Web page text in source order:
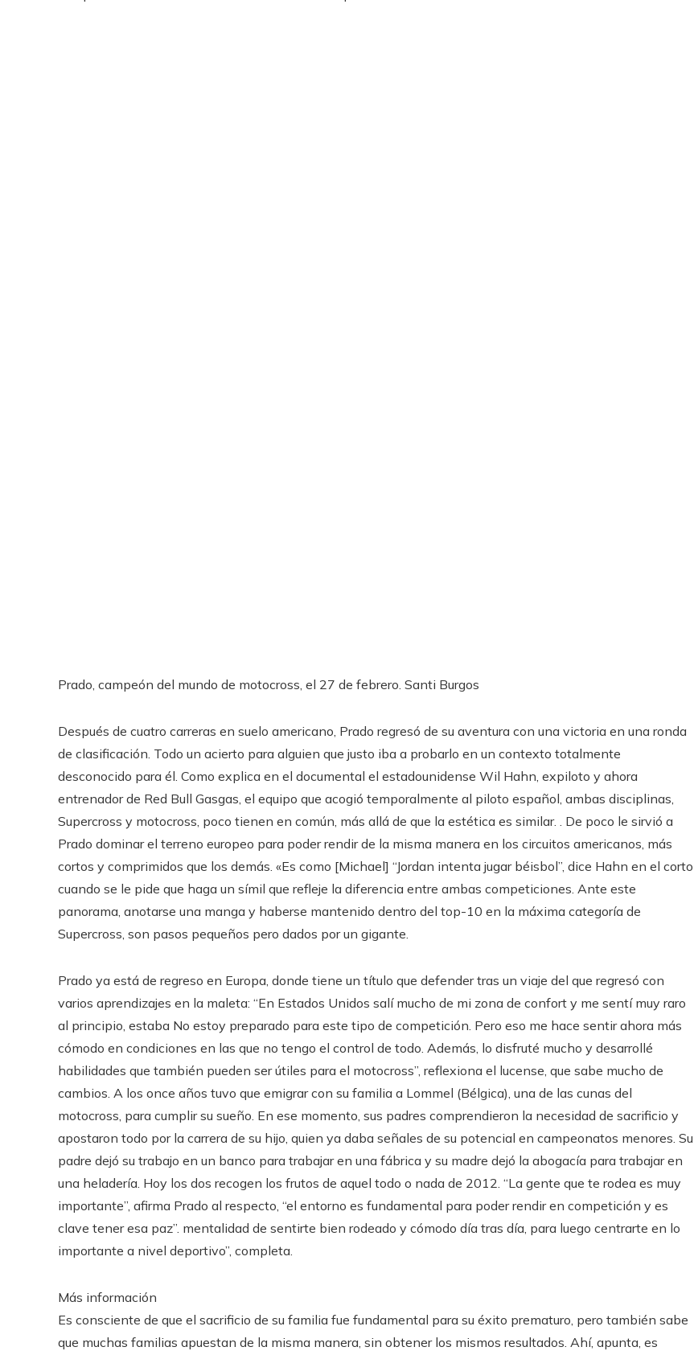
Prado, campeón del mundo de motocross, el 27 de febrero. Santi Burgos
Después de cuatro carreras en suelo americano, Prado regresó de su aventura con una victoria en una ronda
de clasificación. Todo un acierto para alguien que justo iba a probarlo en un contexto totalmente
desconocido para él. Como explica en el documental el estadounidense Wil Hahn, expiloto y ahora
entrenador de Red Bull Gasgas, el equipo que acogió temporalmente al piloto español, ambas disciplinas,
Supercross y motocross, poco tienen en común, más allá de que la estética es similar. . De poco le sirvió a
Prado dominar el terreno europeo para poder rendir de la misma manera en los circuitos americanos, más
cortos y comprimidos que los demás. «Es como [Michael] “Jordan intenta jugar béisbol”, dice Hahn en el corto
cuando se le pide que haga un símil que refleje la diferencia entre ambas competiciones. Ante este
panorama, anotarse una manga y haberse mantenido dentro del top-10 en la máxima categoría de
Supercross, son pasos pequeños pero dados por un gigante.
Prado ya está de regreso en Europa, donde tiene un título que defender tras un viaje del que regresó con
varios aprendizajes en la maleta: “En Estados Unidos salí mucho de mi zona de confort y me sentí muy raro
al principio, estaba No estoy preparado para este tipo de competición. Pero eso me hace sentir ahora más
cómodo en condiciones en las que no tengo el control de todo. Además, lo disfruté mucho y desarrollé
habilidades que también pueden ser útiles para el motocross”, reflexiona el lucense, que sabe mucho de
cambios. A los once años tuvo que emigrar con su familia a Lommel (Bélgica), una de las cunas del
motocross, para cumplir su sueño. En ese momento, sus padres comprendieron la necesidad de sacrificio y
apostaron todo por la carrera de su hijo, quien ya daba señales de su potencial en campeonatos menores. Su
padre dejó su trabajo en un banco para trabajar en una fábrica y su madre dejó la abogacía para trabajar en
una heladería. Hoy los dos recogen los frutos de aquel todo o nada de 2012. “La gente que te rodea es muy
importante”, afirma Prado al respecto, “el entorno es fundamental para poder rendir en competición y es
clave tener esa paz”. mentalidad de sentirte bien rodeado y cómodo día tras día, para luego centrarte en lo
importante a nivel deportivo”, completa.
Más información
Es consciente de que el sacrificio de su familia fue fundamental para su éxito prematuro, pero también sabe
que muchas familias apuestan de la misma manera, sin obtener los mismos resultados. Ahí, apunta, es